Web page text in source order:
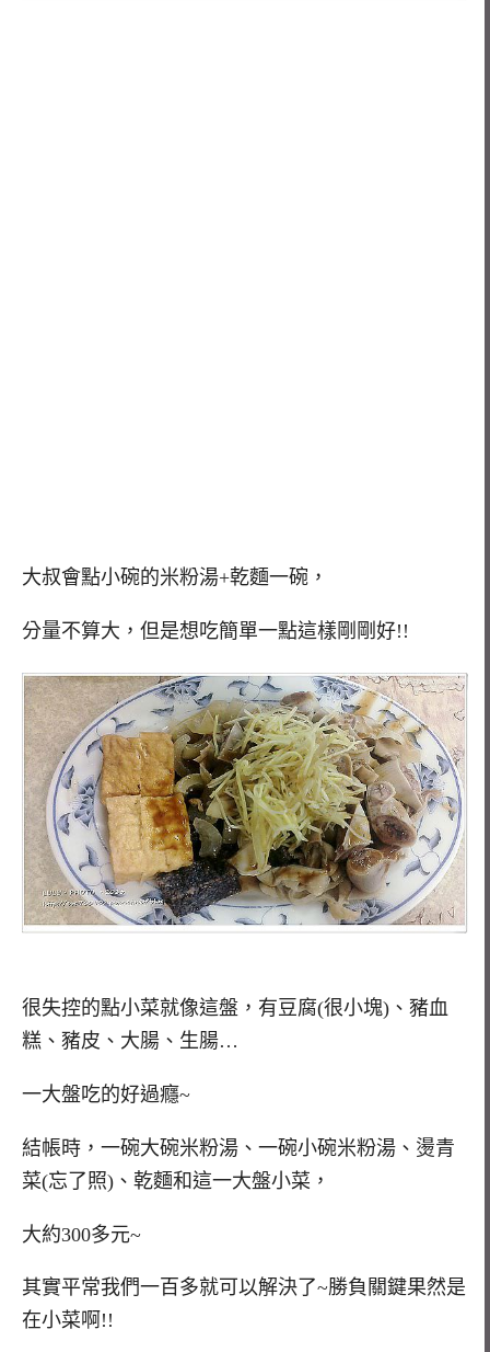
大叔會點小碗的米粉湯+乾麵一碗，
分量不算大，但是想吃簡單一點這樣剛剛好!!
很失控的點小菜就像這盤，有豆腐(很小塊)、豬血
糕、豬皮、大腸、生腸…
一大盤吃的好過癮~
結帳時，一碗大碗米粉湯、一碗小碗米粉湯、燙青
菜(忘了照)、乾麵和這一大盤小菜，
大約300多元~
其實平常我們一百多就可以解決了~勝負關鍵果然是
在小菜啊!!